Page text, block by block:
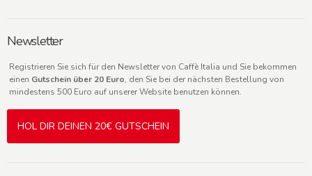
Newsletter
Registrieren Sie sich für den Newsletter von Caffè Italia und Sie bekommen
einen Gutschein über 20 Euro, den Sie bei der nächsten Bestellung von
mindestens 500 Euro auf unserer Website benutzen können.
HOL DIR DEINEN 20€ GUTSCHEIN